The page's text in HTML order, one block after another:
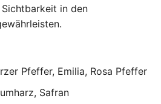
in den
Pfeffer, Emilia, Rosa Pfeffer
Safran